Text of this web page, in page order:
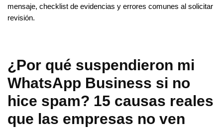
mensaje, checklist de evidencias y errores comunes al solicitar
revisión.
¿Por qué suspendieron mi
WhatsApp Business si no
hice spam? 15 causas reales
que las empresas no ven